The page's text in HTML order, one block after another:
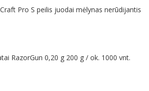
Pro S peilis juodai mėlynas nerūdijantis
RazorGun 0,20 g 200 g / ok. 1000 vnt.